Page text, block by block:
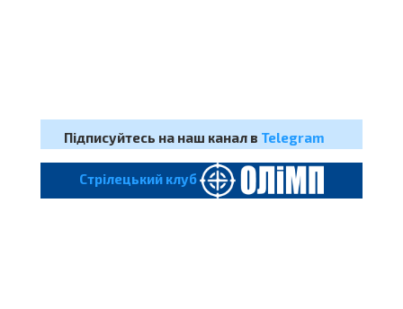
Підписуйтесь на наш канал в Telegram
Cтрілецький клуб